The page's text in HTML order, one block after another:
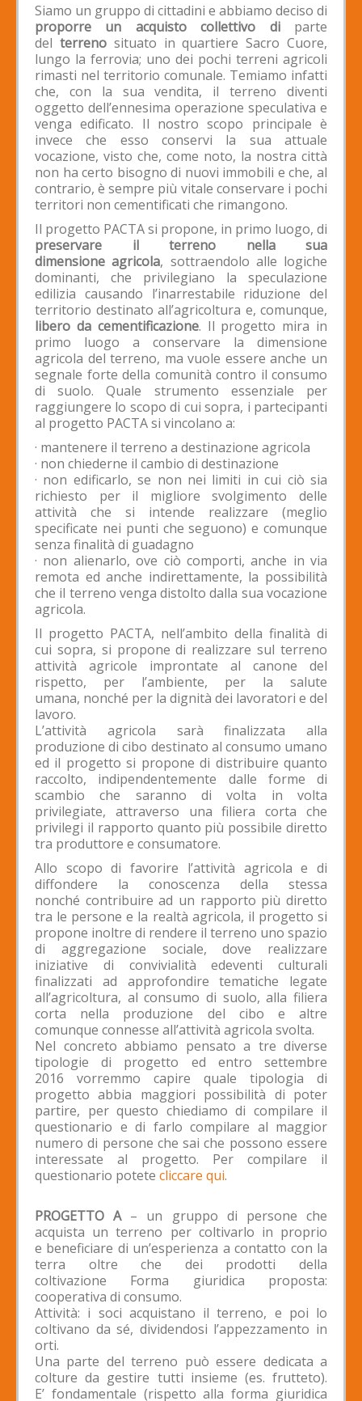
Siamo un gruppo di cittadini e abbiamo deciso di
proporre un acquisto collettivo diparte
del terrenosituato in quartiere Sacro Cuore,
lungo la ferrovia; uno dei pochi terreni agricoli
rimasti nel territorio comunale. Temiamo infatti
che, con la sua vendita, il terreno diventi
oggetto dell’ennesima operazione speculativa e
venga edificato. Il nostro scopo principale è
invece che esso conservi la sua attuale
vocazione, visto che, come noto, la nostra città
non ha certo bisogno di nuovi immobili e che, al
contrario, è sempre più vitale conservare i pochi
territori non cementificati che rimangono.
Il progetto PACTA si propone, in primo luogo, di
preservare il terreno nella sua
dimensioneagricola, sottraendolo alle logiche
dominanti, che privilegiano la speculazione
edilizia causando l’inarrestabile riduzione del
territorio destinato all’agricoltura e, comunque,
libero da cementificazione. Il progetto mira in
primo luogo a conservare la dimensione
agricola del terreno, ma vuole essere anche un
segnale forte della comunità contro il consumo
di suolo. Quale strumento essenziale per
raggiungere lo scopo di cui sopra, i partecipanti
al progetto PACTA si vincolano a:
· mantenere il terreno a destinazione agricola
· non chiederne il cambio di destinazione
· non edificarlo, se non nei limiti in cui ciò sia
richiesto per il migliore svolgimento delle
attività che si intende realizzare (meglio
specificate nei punti che seguono) e comunque
senza finalità di guadagno
· non alienarlo, ove ciò comporti, anche in via
remota ed anche indirettamente, la possibilità
che il terreno venga distolto dalla sua vocazione
agricola.
Il progetto PACTA, nell’ambito della finalità di
cui sopra, si propone di realizzare sul terreno
attività agricole improntate al canone del
rispetto, per l’ambiente, per la salute
umana, nonché per la dignità dei lavoratori e del
lavoro.
L’attività agricola sarà finalizzata alla
produzione di cibo destinato al consumo umano
ed il progetto si propone di distribuire quanto
raccolto, indipendentemente dalle forme di
scambio che saranno di volta in volta
privilegiate, attraverso una filiera corta che
privilegi il rapporto quanto più possibile diretto
tra produttore e consumatore.
Allo scopo di favorire l’attività agricola e di
diffondere la conoscenza della stessa
nonché contribuire ad un rapporto più diretto
tra le persone e la realtà agricola, il progetto si
propone inoltre di rendere il terreno uno spazio
di aggregazione sociale, dove realizzare
iniziative di convivialità edeventi culturali
finalizzati ad approfondire tematiche legate
all’agricoltura, al consumo di suolo, alla filiera
corta nella produzione del cibo e altre
comunque connesse all’attività agricola svolta.
Nel concreto abbiamo pensato a tre diverse
tipologie di progetto ed entro settembre
2016 vorremmo capire quale tipologia di
progetto abbia maggiori possibilità di poter
partire, per questo chiediamo di compilare il
questionario e di farlo compilare al maggior
numero di persone che sai che possono essere
interessate al progetto. Per compilare il
questionario potete cliccare qui.
PROGETTO A– un gruppo di persone che
acquista un terreno per coltivarlo in proprio
e beneficiare di un’esperienza a contatto con la
terra oltre che dei prodotti della
coltivazione Forma giuridica proposta:
cooperativa di consumo.
Attività: i soci acquistano il terreno, e poi lo
coltivano da sé, dividendosi l’appezzamento in
orti.
Una parte del terreno può essere dedicata a
colture da gestire tutti insieme (es. frutteto).
E’ fondamentale (rispetto alla forma giuridica